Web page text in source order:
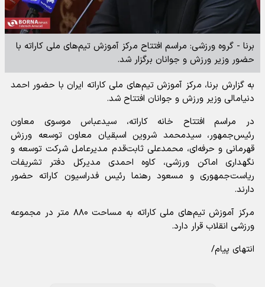
برنا - گروه ورزشی: مراسم افتتاح مرکز آموزش تیم‌های ملی کاراته با
حضور وزیر ورزش و جوانان برگزار شد.
به گزارش برنا، مرکز آموزش تیم‌های ملی کاراته ایران با حضور احمد
دنیامالی وزیر ورزش و جوانان افتتاح شد.
در مراسم افتتاح خانه کاراته، سیدعباس موسوی معاون
رئیس‌جمهور، سیدمحمد شروین اسبقیان معاون توسعه ورزش
قهرمانی و حرفه‌ای، محمدعلی ثابت‌قدم مدیرعامل شرکت توسعه و
نگهداری اماکن ورزشی، کاوه احمدی مدیرکل دفتر تشریفات
ریاست‌جمهوری و مسعود رهنما رئیس فدراسیون کاراته حضور
دارند.
مرکز آموزش تیم‌های ملی کاراته به مساحت ۸۸۰ متر در مجموعه
ورزشی انقلاب قرار دارد.
انتهای پیام/